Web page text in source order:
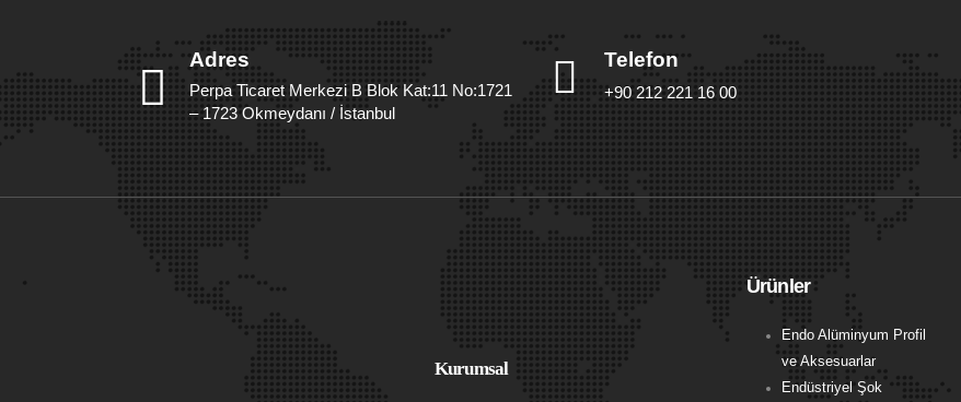
Adres
Perpa Ticaret Merkezi B Blok Kat:11 No:1721
– 1723 Okmeydanı / İstanbul
Telefon
+90 212 221 16 00
Kurumsal
Ürünler
Endo Alüminyum Profil
ve Aksesuarlar
Endüstriyel Şok